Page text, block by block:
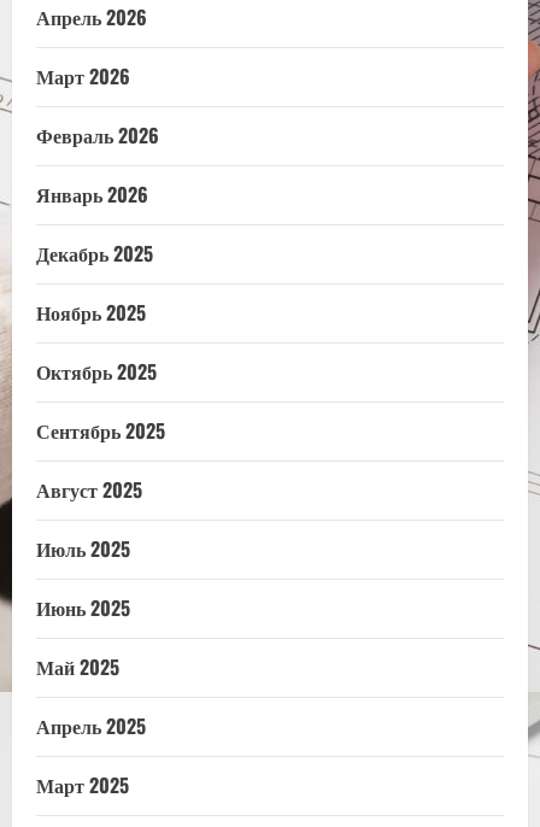
Апрель 2026
Март 2026
Февраль 2026
Январь 2026
Декабрь 2025
Ноябрь 2025
Октябрь 2025
Сентябрь 2025
Август 2025
Июль 2025
Июнь 2025
Май 2025
Апрель 2025
Март 2025